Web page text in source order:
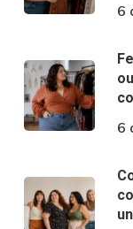
6
6